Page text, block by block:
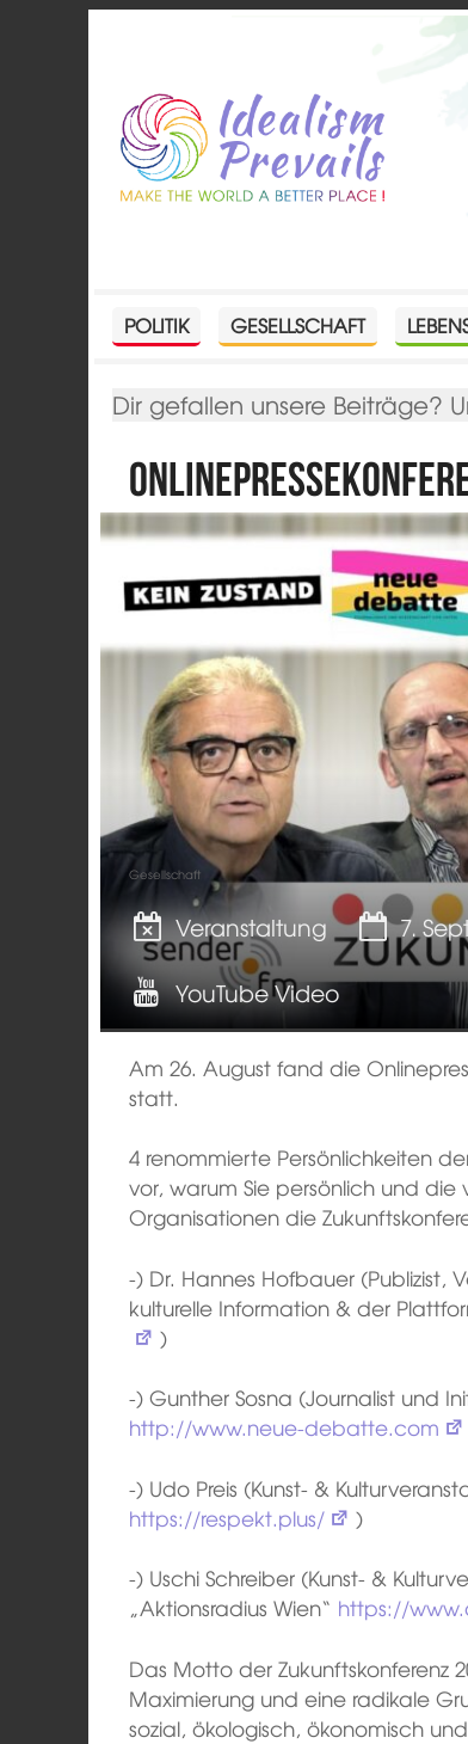
POLITIK GESELLSCHAFT
Dir gefallen unsere Beiträge?
Gesellschaft
Veranstaltung 7.
YouTube Video
Am 26. August fand die
statt.
4 renommierte Persönlichkeiten
vor, warum Sie persönlich und die
Organisationen die
-) Dr. Hannes Hofbauer (Publizist,
kulturelle Information & der
)
-) Gunther Sosna (Journalist und
http://www.neue-debatte.com
-) Udo Preis (Kunst- &
https://respekt.plus/
)
-) Uschi Schreiber (Kunst- &
„Aktionsradius Wien“ https://
Das Motto der Zukunftskonferenz
Maximierung und eine radikale
sozial, ökologisch, ökonomisch